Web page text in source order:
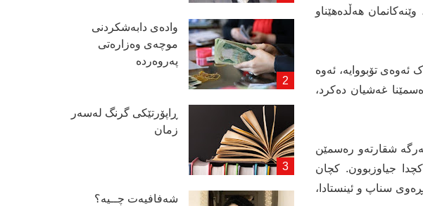
هەڵدەهێناو
تۆبووایە، ئەوە
غەشیان دەکرد،
شقارتەو رەسمێن
کچدا جیاوزبوون. کچان
سناپ و ئینستادا،
وادەی دابەشكردنی
موچەی وەزارەتی
پەروەردە
ڕاپۆرتێكی گرنگ لەسەر
زمان
شەفافیەت چــیە؟